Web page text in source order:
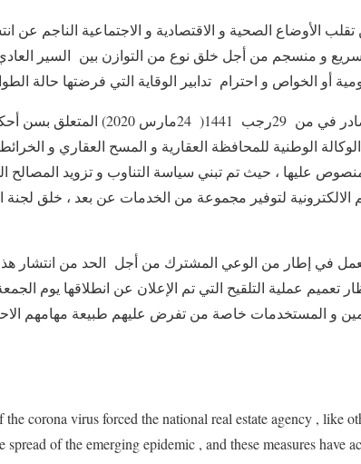
الأوضاع الصحية و الاقتصادية و الاجتماعية الناجم عن
و منسجم من أجل خلق نوع من التوازن بين السير
أو الخواص و احترام تدابير الوقاية التي فرضتها حالة
فمنذ صدور المرسوم بقانون رقم 2.20.293 الصادر في من
الوطنية للمحافظة العقارية و المسح العقاري و
عليها ، حيث تم تبني سياسة التناوب و تزويد المصالح
الالكترونية لتوفير مجموعة من الخدمات عن بعد ، خلق
تعمل في إطار من الوعي المشترك من أجل الحد من انتشار
و المستخدمات خاصة من تفرض عليهم طبيعة مهامهم
the corona virus forced the national real estate agency , like
spread of the emerging epidemic , and these measures